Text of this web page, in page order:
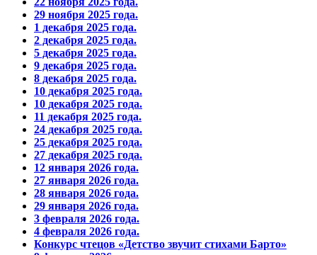
29 ноября 2025 года.
1 декабря 2025 года.
2 декабря 2025 года.
5 декабря 2025 года.
9 декабря 2025 года.
8 декабря 2025 года.
10 декабря 2025 года.
10 декабря 2025 года.
11 декабря 2025 года.
24 декабря 2025 года.
25 декабря 2025 года.
27 декабря 2025 года.
12 января 2026 года.
27 января 2026 года.
28 января 2026 года.
29 января 2026 года.
3 февраля 2026 года.
4 февраля 2026 года.
Конкурс чтецов «Детство звучит стихами Барто»